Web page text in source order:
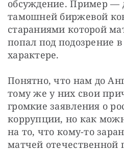
обсуждение. Пример —
тамошней биржевой
стараниями которой
попал под подозрение
характере.
Понятно, что нам до
тому же у них свои
громкие заявления о
коррупции, но как
на то, что кому-то
матчей отечественной